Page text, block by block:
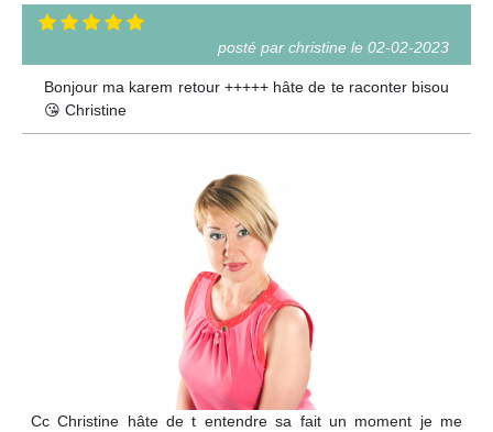
posté par christine le 02-02-2023
Bonjour ma karem retour +++++ hâte de te raconter bisou
😘 Christine
Cc Christine hâte de t entendre sa fait un moment je me